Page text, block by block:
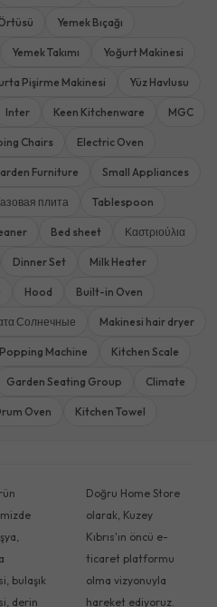
Yemek Bıçağı
Yemek Takımı Yoğurt Makinesi
Pişirme Makinesi Yüz Havlusu
Inter Keen Kitchenware MGC
Chairs Electric Oven
Furniture Small Appliances
плита Tablespoon
Bed sheet Καστριούλια
Dinner Set Milk Heater
Hood Built-in Oven
Солнечные Makinesi hair dryer
Machine Kitchen Scale
Garden Seating Group Climate
Oven Kitchen Towel
bulaşık
derin
Doğru Home Store
olarak, Kuzey
Kıbrıs'ın öncü e-
ticaret platformu
olma vizyonuyla
hareket ediyoruz.